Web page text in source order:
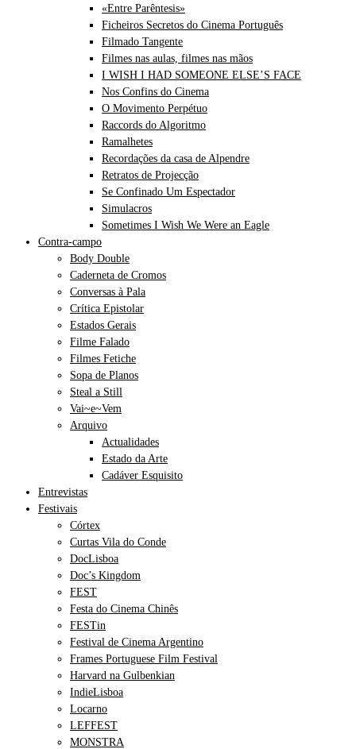
«Entre Parêntesis»
Ficheiros Secretos do Cinema Português
Filmado Tangente
Filmes nas aulas, filmes nas mãos
I WISH I HAD SOMEONE ELSE’S FACE
Nos Confins do Cinema
O Movimento Perpétuo
Raccords do Algoritmo
Ramalhetes
Recordações da casa de Alpendre
Retratos de Projecção
Se Confinado Um Espectador
Simulacros
Sometimes I Wish We Were an Eagle
Contra-campo
Body Double
Caderneta de Cromos
Conversas à Pala
Crítica Epistolar
Estados Gerais
Filme Falado
Filmes Fetiche
Sopa de Planos
Steal a Still
Vai~e~Vem
Arquivo
Actualidades
Estado da Arte
Cadáver Esquisito
Entrevistas
Festivais
Córtex
Curtas Vila do Conde
DocLisboa
Doc’s Kingdom
FEST
Festa do Cinema Chinês
FESTin
Festival de Cinema Argentino
Frames Portuguese Film Festival
Harvard na Gulbenkian
IndieLisboa
Locarno
LEFFEST
MONSTRA